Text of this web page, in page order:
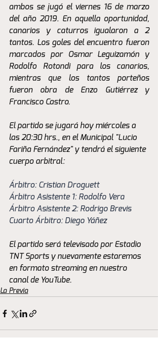
ambos se jugó el viernes 16 de marzo
del año 2019. En aquella oportunidad,
canarios y caturros igualaron a 2
tantos. Los goles del encuentro fueron
marcados por Osmar Leguizamón y
Rodolfo Rotondi para los canarios,
mientras que los tantos porteños
fueron obra de Enzo Gutiérrez y
Francisco Castro.
El partido se jugará hoy miércoles a
las 20:30 hrs., en el Municipal "Lucio
Fariña Fernández" y tendrá el siguiente
cuerpo arbitral:
Árbitro: Cristian Droguett
Árbitro Asistente 1: Rodolfo Vera
Árbitro Asistente 2: Rodrigo Brevis
Cuarto Árbitro: Diego Yáñez
El partido será televisado por Estadio
TNT Sports y nuevamente estaremos
en formato streaming en nuestro
canal de YouTube.
La Previa